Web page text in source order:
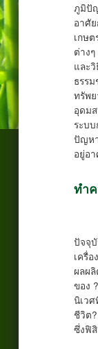
ภูมิปั
อาศั
เกษ
ต่าง
และ
ธรร
ทรัพ
อุดม
ระบ
ปัญห
อยู่อ
ทำ
ปัจจุ
เครื่
ผลผ
ของ
นิเว
ชีวิต
ซึ่งฟิ